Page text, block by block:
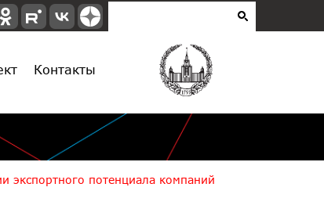
Контакты
экспортного потенциала компаний